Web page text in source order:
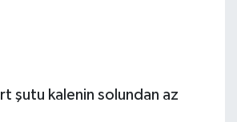
şutu kalenin solundan az